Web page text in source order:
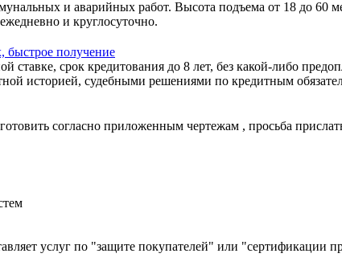
и аварийных работ. Высота подъема от 18 до 60
и круглосуточно.
быстрое получение
срок кредитования до 8 лет, без какой-либо
историей, судебными решениями по кредитным
согласно приложенным чертежам , просьба
услуг по "защите покупателей" или "сертификации